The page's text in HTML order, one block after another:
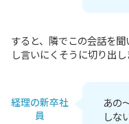
すると、隣でこの会話を
し言いにくそうに切り出し
経理の新卒社
員
あの
しな